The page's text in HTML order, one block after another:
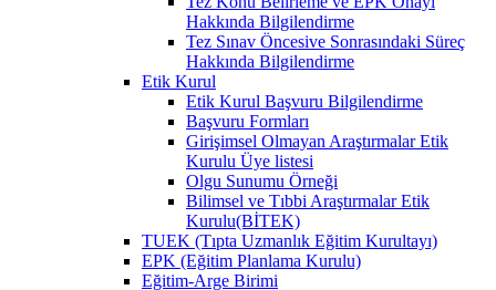
Hakkında Bilgilendirme
Tez Sınav Öncesive Sonrasındaki Süreç
Hakkında Bilgilendirme
Etik Kurul
Etik Kurul Başvuru Bilgilendirme
Başvuru Formları
Girişimsel Olmayan Araştırmalar Etik
Kurulu Üye listesi
Olgu Sunumu Örneği
Bilimsel ve Tıbbi Araştırmalar Etik
Kurulu(BİTEK)
TUEK (Tıpta Uzmanlık Eğitim Kurultayı)
EPK (Eğitim Planlama Kurulu)
Eğitim-Arge Birimi